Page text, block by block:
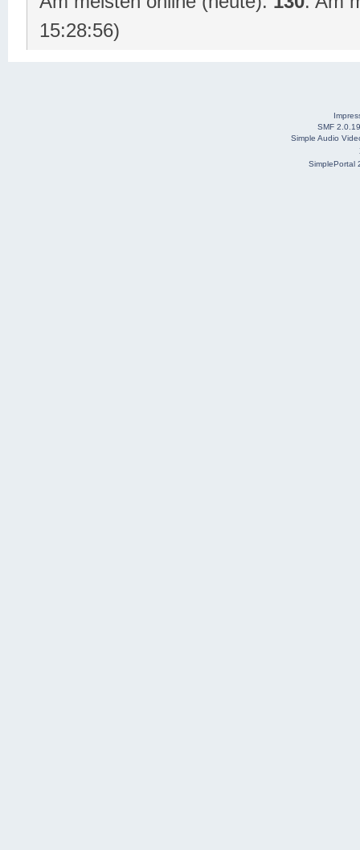
15:28:56)
SMF 2.0.19
Simple Audio
SimplePortal